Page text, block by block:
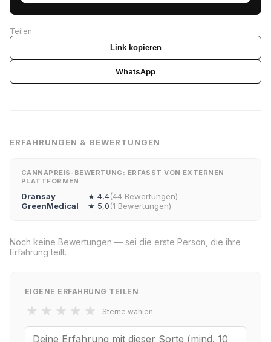
Teilen:
Link kopieren
WhatsApp
ERFAHRUNGEN & BEWERTUNGEN
CANNAPREIS-BEWERTUNG: ERFASST VON EXTERNEN
PLATTFORMEN
Dransay ★ 4,4(44 Bewertungen)
GreenMedical
★ 5,0(1 Bewertungen)
Noch keine Bewertungen — sei die erste Person, die ihre
Erfahrung teilt.
EIGENE ERFAHRUNG TEILEN
★ ★ ★ ★ ★ Sterne wählen